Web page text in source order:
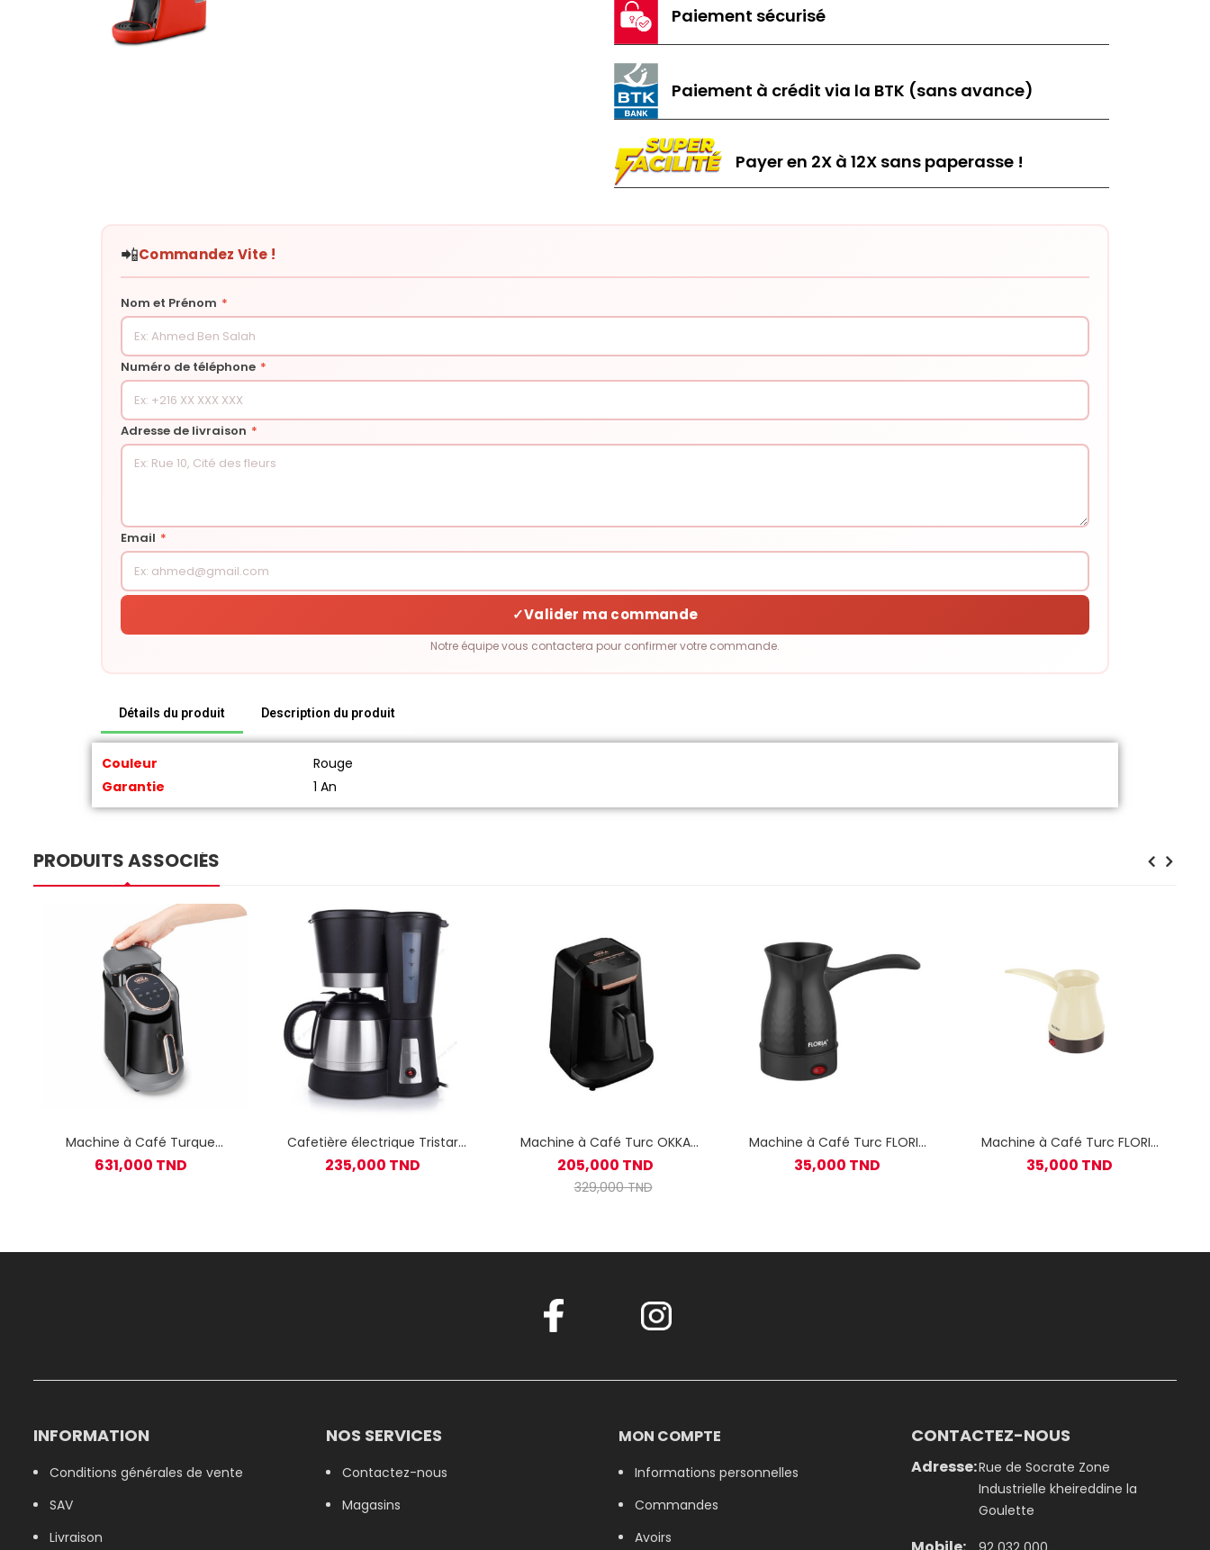
Paiement sécurisé
Paiement à crédit via la BTK (sans avance)
Payer en 2X à 12X sans paperasse !
📲Commandez Vite !
Nom et Prénom *
Numéro de téléphone *
Adresse de livraison *
Email *
✓Valider ma commande
Notre équipe vous contactera pour confirmer votre commande.
Détails du produit Description du produit
Couleur
Rouge
Garantie
1 An
PRODUITS ASSOCIÉS
Machine à Café Turque
ARZUM 700W OK005 - Noir
631,000 TND
Cafetière électrique Tristar
CM-1234
235,000 TND
Machine à Café Turc OKKA
205,000 TND
329,000 TND
Machine à Café Turc FLORIA
35,000 TND
Machine à Café Turc FLORIA
35,000 TND
INFORMATION
Conditions générales de vente
SAV
Livraison
NOS SERVICES
Contactez-nous
Magasins
MON COMPTE
Informations personnelles
Commandes
Avoirs
CONTACTEZ-NOUS
Adresse:Rue de Socrate Zone
Industrielle kheireddine la
Goulette